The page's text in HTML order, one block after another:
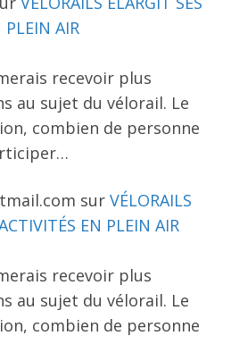
PLEIN AIR
recevoir plus
au sujet du vélorail. Le
combien de personne
sur VÉLORAILS
EN PLEIN AIR
recevoir plus
au sujet du vélorail. Le
combien de personne